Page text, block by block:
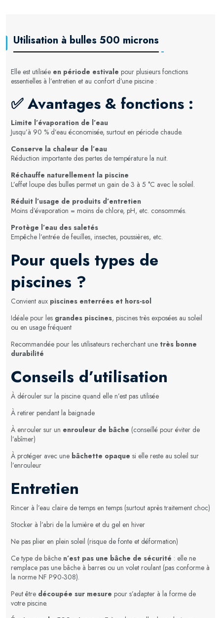
Utilisation à bulles 500 microns
Elle est utilisée en période estivale pour plusieurs fonctions
essentielles à l’entretien et au confort d’une piscine :
✅Avantages & fonctions :
Limite l’évaporation de l’eau
Jusqu’à 90 % d’eau économisée, surtout en période chaude.
Conserve la chaleur de l’eau
Réduction importante des pertes de température la nuit.
Réchauffe naturellement la piscine
L’effet loupe des bulles permet un gain de 3 à 5 °C avec le soleil.
Réduit l’usage de produits d’entretien
Moins d’évaporation = moins de chlore, pH, etc. consommés.
Protège l’eau des saletés
Empêche l’entrée de feuilles, insectes, poussières, etc.
Pour quels types de
piscines ?
Convient aux piscines enterrées et hors-sol
Idéale pour les grandes piscines, piscines très exposées au soleil
ou en usage fréquent
Recommandée pour les utilisateurs recherchant une très bonne
durabilité
Conseils d’utilisation
À dérouler sur la piscine quand elle n’est pas utilisée
À retirer pendant la baignade
À enrouler sur un enrouleur de bâche (conseillé pour éviter de
l’abîmer)
À protéger avec une bâchette opaque si elle reste au soleil sur
l’enrouleur
Entretien
Rincer à l’eau claire de temps en temps (surtout après traitement choc)
Stocker à l’abri de la lumière et du gel en hiver
Ne pas plier en plein soleil (risque de fonte et déformation)
Ce type de bâche n’est pas une bâche de sécurité : elle ne
remplace pas une bâche à barres ou un volet roulant (pas conforme à
la norme NF P90-308).
Peut être découpée sur mesure pour s’adapter à la forme de
votre piscine.